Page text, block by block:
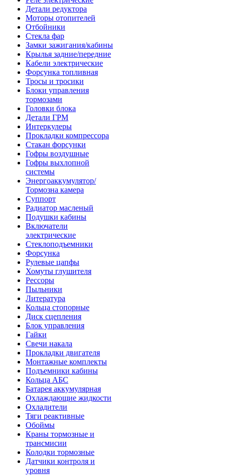
Детали редуктора
Моторы отопителей
Отбойники
Стекла фар
Замки зажигания/кабины
Крылья задние/передние
Кабели электрические
Форсунка топливная
Тросы и тросики
Блоки управления
тормозами
Головки блока
Детали ГРМ
Интеркулеры
Прокладки компрессора
Стакан форсунки
Гофры воздушные
Гофры выхлопной
системы
Энергоаккумулятор/
Тормозна камера
Суппорт
Радиатор масленый
Подушки кабины
Включатели
электрические
Стеклоподъемники
Форсунка
Рулевые цапфы
Хомуты глушителя
Рессоры
Пыльники
Литература
Кольца стопорные
Диск сцепления
Блок управления
Гайки
Свечи накала
Прокладки двигателя
Монтажные комплекты
Подъемники кабины
Кольца АБС
Батарея аккумулярная
Охлаждающие жидкости
Охладители
Тяги реактивные
Обоймы
Краны тормозные и
трансмисии
Колодки тормозные
Датчики контроля и
уровня